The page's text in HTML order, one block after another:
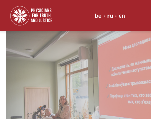
to
content
be • ru • en